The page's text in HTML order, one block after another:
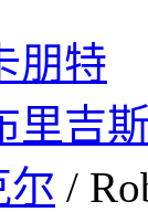
朋特
里吉
尔 /